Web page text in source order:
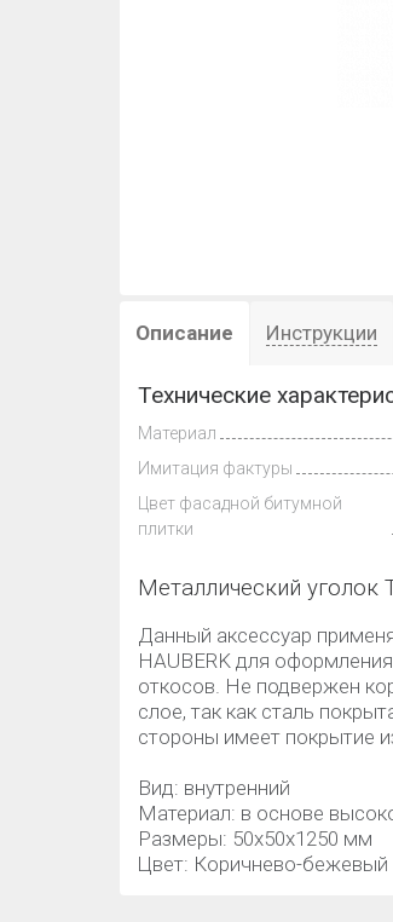
Описание Инструкции
Технические
Материал
Имитация фактуры
Цвет фасадной битумной
плитки
Металлический
Данный аксессуар
HAUBERK для
откосов. Не подвержен
слое, так как сталь
стороны имеет покрытие
Вид: внутренний
Материал: в основе
Размеры: 50х50х1250 мм
Цвет: Коричнево-бежевый